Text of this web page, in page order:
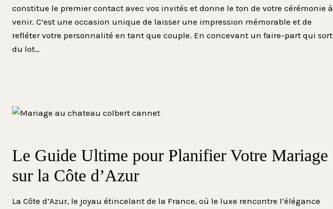
constitue le premier contact avec vos invités et donne le ton de votre cérémonie à
venir. C’est une occasion unique de laisser une impression mémorable et de
refléter votre personnalité en tant que couple. En concevant un faire-part qui sort
du lot…
Le Guide Ultime pour Planifier Votre Mariage
sur la Côte d’Azur
La Côte d’Azur, le joyau étincelant de la France, où le luxe rencontre l’élégance